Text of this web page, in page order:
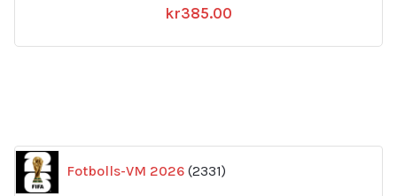
kr385.00
Fotbolls-VM 2026 2331
produkter